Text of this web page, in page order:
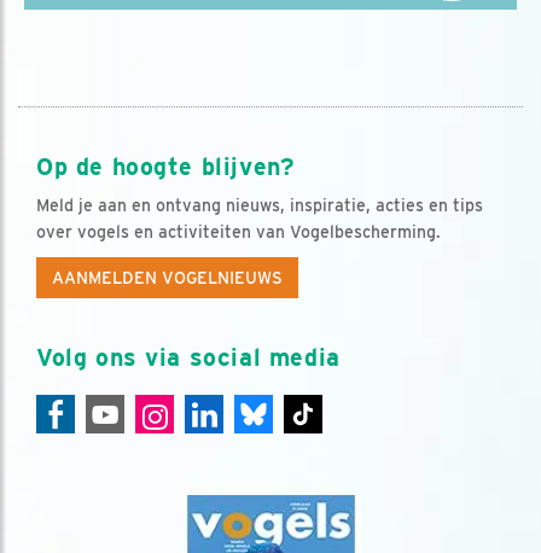
Op de hoogte blijven?
Meld je aan en ontvang nieuws, inspiratie, acties en tips
over vogels en activiteiten van Vogelbescherming.
AANMELDEN VOGELNIEUWS
Volg ons via social media